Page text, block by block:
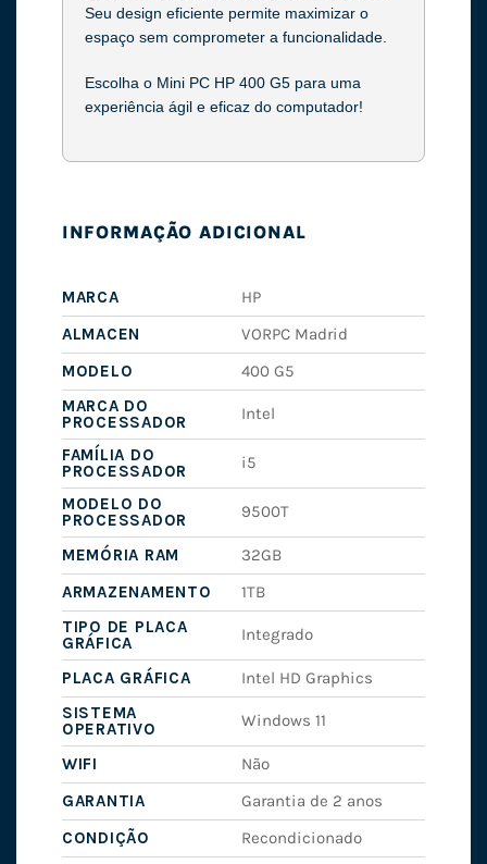
Seu design eficiente permite maximizar o
espaço sem comprometer a funcionalidade.
Escolha o Mini PC HP 400 G5 para uma
experiência ágil e eficaz do computador!
INFORMAÇÃO ADICIONAL
MARCA
HP
ALMACEN
VORPC Madrid
MODELO
400 G5
MARCA DO
PROCESSADOR
Intel
FAMÍLIA DO
PROCESSADOR
i5
MODELO DO
PROCESSADOR
9500T
MEMÓRIA RAM
32GB
ARMAZENAMENTO
1TB
TIPO DE PLACA
GRÁFICA
Integrado
PLACA GRÁFICA
Intel HD Graphics
SISTEMA
OPERATIVO
Windows 11
WIFI
Não
GARANTIA
Garantia de 2 anos
CONDIÇÃO
Recondicionado